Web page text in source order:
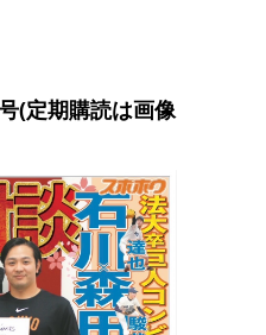
(定期購読は画像